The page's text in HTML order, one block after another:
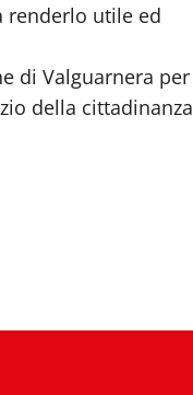
renderlo utile ed
di Valguarnera per
della cittadinanza